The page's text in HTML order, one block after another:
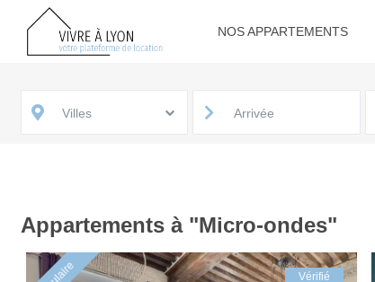
NOS APPARTEMENTS
Villes
Appartements à "Micro-ondes"
Vérifié